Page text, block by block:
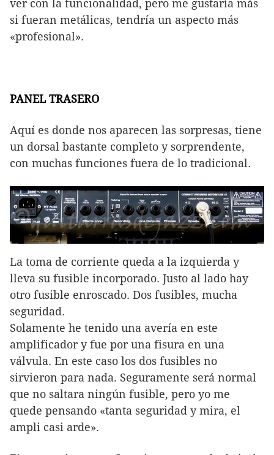
ver con la funcionalidad, pero me gustaría más
si fueran metálicas, tendría un aspecto más
«profesional».
PANEL TRASERO
Aquí es donde nos aparecen las sorpresas, tiene
un dorsal bastante completo y sorprendente,
con muchas funciones fuera de lo tradicional.
La toma de corriente queda a la izquierda y
lleva su fusible incorporado. Justo al lado hay
otro fusible enroscado. Dos fusibles, mucha
seguridad.
Solamente he tenido una avería en este
amplificador y fue por una fisura en una
válvula. En este caso los dos fusibles no
sirvieron para nada. Seguramente será normal
que no saltara ningún fusible, pero yo me
quede pensando «tanta seguridad y mira, el
ampli casi arde».